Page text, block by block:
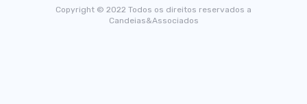
Copyright © 2022 Todos os direitos reservados a
Candeias&Associados